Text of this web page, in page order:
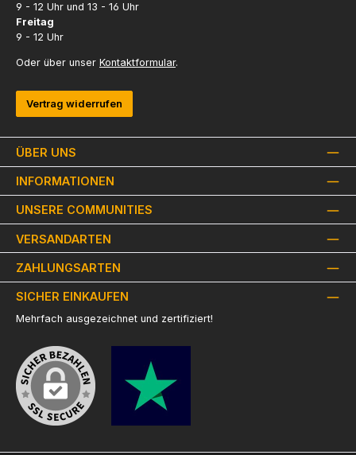
ÜBER UNS
INFORMATIONEN
9 - 12 Uhr und 13 - 16 Uhr
Freitag
9 - 12 Uhr
Oder über unser Kontaktformular.
Vertrag widerrufen
UNSERE COMMUNITIES
VERSANDARTEN
ZAHLUNGSARTEN
SICHER EINKAUFEN
Mehrfach ausgezeichnet und zertifiziert!